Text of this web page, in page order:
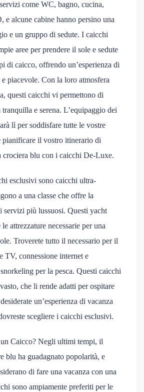
come WC, bagno, cucina,
alcune cabine hanno persino una
e un gruppo di sedute. I caicchi
aree per prendere il sole e sedute
di caicco, offrendo un’esperienza di
piacevole. Con la loro atmosfera
questi caicchi vi permettono di
tranquilla e serena. L’equipaggio dei
lì per soddisfare tutte le vostre
pianificare il vostro itinerario di
crociera blu con i caicchi De-Luxe.
esclusivi sono caicchi ultra-
a una classe che offre la
servizi più lussuosi. Questi yacht
attrezzature necessarie per una
Troverete tutto il necessario per il
TV, connessione internet e
per la pesca. Questi caicchi
che li rende adatti per ospitare
un’esperienza di vacanza
scegliere i caicchi esclusivi.
Caicco? Negli ultimi tempi, il
blu ha guadagnato popolarità, e
di fare una vacanza con una
sono ampiamente preferiti per le